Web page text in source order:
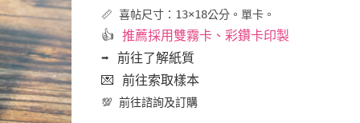
📏 喜帖尺寸：13×18公分。單卡。
👍 推薦採用雙霧卡、彩鑽卡印製
➡️ 前往了解紙質
💌 前往索取樣本
💯前往諮詢及訂購